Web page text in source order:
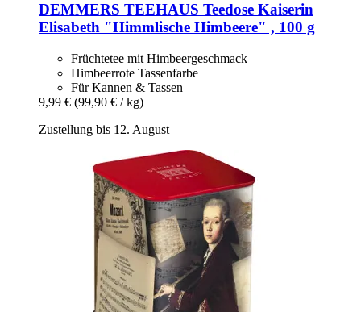
DEMMERS TEEHAUS Teedose Kaiserin
Elisabeth "Himmlische Himbeere" , 100 g
Früchtetee mit Himbeergeschmack
Himbeerrote Tassenfarbe
Für Kannen & Tassen
9,99 € (99,90 € / kg)
Zustellung bis 12. August